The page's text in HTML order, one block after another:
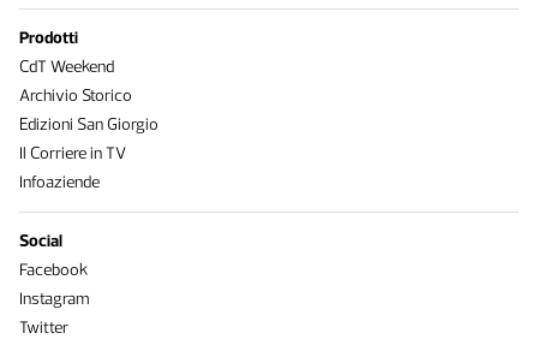
Prodotti
CdT Weekend
Archivio Storico
Edizioni San Giorgio
Il Corriere in TV
Infoaziende
Social
Facebook
Instagram
Twitter